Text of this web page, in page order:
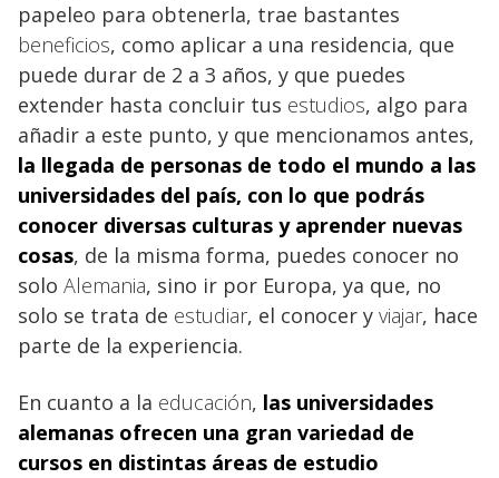
papeleo para obtenerla, trae bastantes
beneficios, como aplicar a una residencia, que
puede durar de 2 a 3 años, y que puedes
extender hasta concluir tus estudios, algo para
añadir a este punto, y que mencionamos antes,
la llegada de personas de todo el mundo a las
universidades del país, con lo que podrás
conocer diversas culturas y aprender nuevas
cosas, de la misma forma, puedes conocer no
solo Alemania, sino ir por Europa, ya que, no
solo se trata de estudiar, el conocer y viajar, hace
parte de la experiencia.
En cuanto a la educación, las universidades
alemanas ofrecen una gran variedad de
cursos en distintas áreas de estudio